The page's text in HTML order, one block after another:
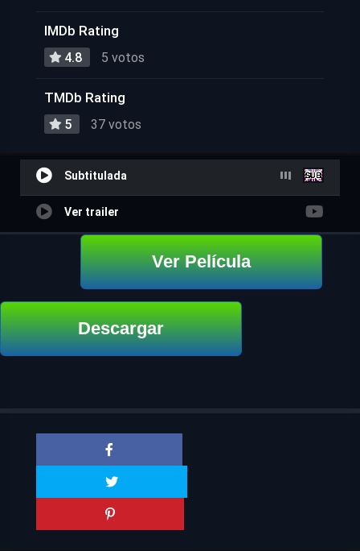
IMDb Rating
4.8 5 votos
TMDb Rating
5 37 votos
Subtitulada
Ver trailer
Ver Película
Descargar